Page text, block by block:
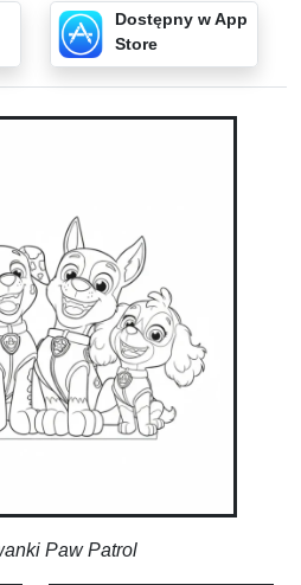
Dostępny w App
Store
Paw Patrol